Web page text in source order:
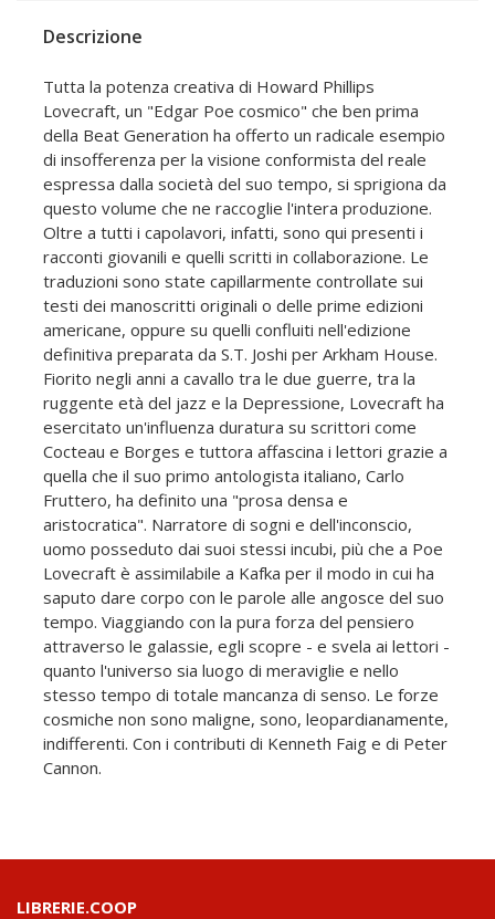
Descrizione
Tutta la potenza creativa di Howard Phillips
Lovecraft, un "Edgar Poe cosmico" che ben prima
della Beat Generation ha offerto un radicale esempio
di insofferenza per la visione conformista del reale
espressa dalla società del suo tempo, si sprigiona da
questo volume che ne raccoglie l'intera produzione.
Oltre a tutti i capolavori, infatti, sono qui presenti i
racconti giovanili e quelli scritti in collaborazione. Le
traduzioni sono state capillarmente controllate sui
testi dei manoscritti originali o delle prime edizioni
americane, oppure su quelli confluiti nell'edizione
definitiva preparata da S.T. Joshi per Arkham House.
Fiorito negli anni a cavallo tra le due guerre, tra la
ruggente età del jazz e la Depressione, Lovecraft ha
esercitato un'influenza duratura su scrittori come
Cocteau e Borges e tuttora affascina i lettori grazie a
quella che il suo primo antologista italiano, Carlo
Fruttero, ha definito una "prosa densa e
aristocratica". Narratore di sogni e dell'inconscio,
uomo posseduto dai suoi stessi incubi, più che a Poe
Lovecraft è assimilabile a Kafka per il modo in cui ha
saputo dare corpo con le parole alle angosce del suo
tempo. Viaggiando con la pura forza del pensiero
attraverso le galassie, egli scopre - e svela ai lettori -
quanto l'universo sia luogo di meraviglie e nello
stesso tempo di totale mancanza di senso. Le forze
cosmiche non sono maligne, sono, leopardianamente,
indifferenti. Con i contributi di Kenneth Faig e di Peter
Cannon.
LIBRERIE.COOP